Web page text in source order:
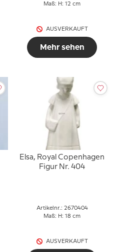
Maß: H: 12 cm
AUSVERKAUFT
Mehr sehen
Elsa, Royal Copenhagen
Figur Nr. 404
Artikelnr.: 2670404
Maß: H: 18 cm
AUSVERKAUFT